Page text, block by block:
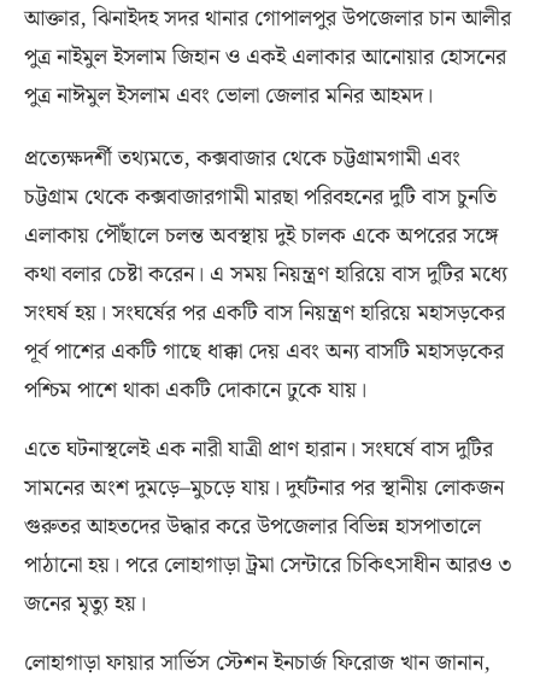
আক্তার,ঝিনাইদহ সদর থানার গোপালপুর উপজেলার চান আলীর
পুত্র নাইমুল ইসলাম জিহান ও একই এলাকার আনোয়ার হোসনের
পুত্র নাঈমুল ইসলাম এবং ভোলা জেলার মনির আহমদ।
প্রত্যেক্ষদর্শী তথ্যমতে,কক্সবাজার থেকে চট্টগ্রামগামী এবং
চট্টগ্রাম থেকে কক্সবাজারগামী মারছা পরিবহনের দুটি বাস চুনতি
এলাকায় পৌঁছালে চলন্ত অবস্থায় দুই চালক একে অপরের সঙ্গে
কথা বলার চেষ্টা করেন। এ সময় নিয়ন্ত্রণ হারিয়ে বাস দুটির মধ্যে
সংঘর্ষ হয়। সংঘর্ষের পর একটি বাস নিয়ন্ত্রণ হারিয়ে মহাসড়কের
পূর্ব পাশের একটি গাছে ধাক্কা দেয় এবং অন্য বাসটি মহাসড়কের
পশ্চিম পাশে থাকা একটি দোকানে ঢুকে যায়।
এতে ঘটনাস্থলেই এক নারী যাত্রী প্রাণ হারান। সংঘর্ষে বাস দুটির
সামনের অংশ দুমড়ে–মুচড়ে যায়। দুর্ঘটনার পর স্থানীয় লোকজন
গুরুতর আহতদের উদ্ধার করে উপজেলার বিভিন্ন হাসপাতালে
পাঠানো হয়। পরে লোহাগাড়া ট্রমা সেন্টারে চিকিৎসাধীন আরও ৩
জনের মৃত্যু হয়।
লোহাগাড়া ফায়ার সার্ভিস স্টেশন ইনচার্জ ফিরোজ খান জানান,